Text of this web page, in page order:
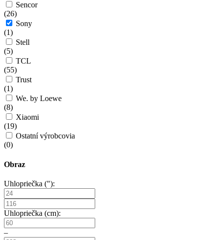
Sencor
(26)
Sony
(1)
Stell
(5)
TCL
(55)
Trust
(1)
We. by Loewe
(8)
Xiaomi
(19)
Ostatní výrobcovia
(0)
Obraz
Uhlopriečka ("):
Uhlopriečka (cm):
–